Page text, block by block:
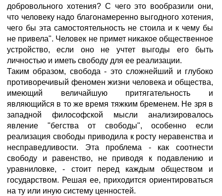
добровольного хотения? С чего это вообразили они,
что человеку надо благонамеренно выгодного хотения,
чего бы эта самостоятельность не стоила и к чему бы
не привела". Человек не примет никакое общественное
устройство, если оно не учтет выгоды его быть
личностью и иметь свободу для ее реализации.
Таким образом, свобода - это сложнейший и глубоко
противоречивый феномен жизни человека и общества,
имеющий величайшую притягательность и
являющийся в то же время тяжким бременем. Не зря в
западной философской мысли анализировалось
явление "бегства от свободы", особенно если
реализация свободы приводила к росту неравенства и
несправедливости. Эта проблема - как соотнести
свободу и равенство, не приводя к подавлению и
уравниловке, - стоит перед каждым обществом и
государством. Решая ее, приходится ориентироваться
на ту или иную систему ценностей.